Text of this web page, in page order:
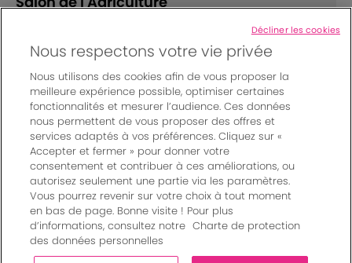
Suivez-nous
© Bordeaux Events And More | Rue Jean Samazeuilh - CS
20088 - 33070 Bordeaux cedex - France
Mentions légales|
Règlement général des manifestations
Un événement organisé par Bordeaux Events And More
Charte de protection des données personnelles
Nous respectons votre vie privée
Nous utilisons des cookies afin de vous proposer la
meilleure expérience possible, optimiser certaines
fonctionnalités et mesurer l’audience. Ces données
nous permettent de vous proposer des offres et
services adaptés à vos préférences. Cliquez sur «
Accepter et fermer » pour donner votre
consentement et contribuer à ces améliorations, ou
autorisez seulement une partie via les paramètres.
Vous pourrez revenir sur votre choix à tout moment
en bas de page. Bonne visite ! Pour plus
d’informations, consultez notre Charte de protection
des données personnelles
Décliner les cookies